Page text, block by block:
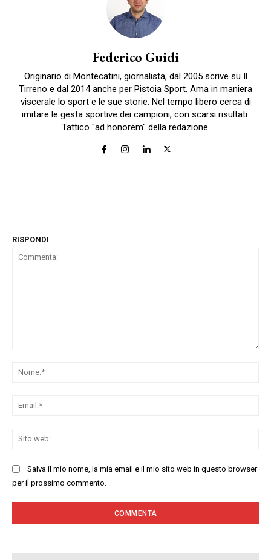
Federico Guidi
Originario di Montecatini, giornalista, dal 2005 scrive su Il
Tirreno e dal 2014 anche per Pistoia Sport. Ama in maniera
viscerale lo sport e le sue storie. Nel tempo libero cerca di
imitare le gesta sportive dei campioni, con scarsi risultati.
Tattico "ad honorem" della redazione.
RISPONDI
Salva il mio nome, la mia email e il mio sito web in questo browser
per il prossimo commento.